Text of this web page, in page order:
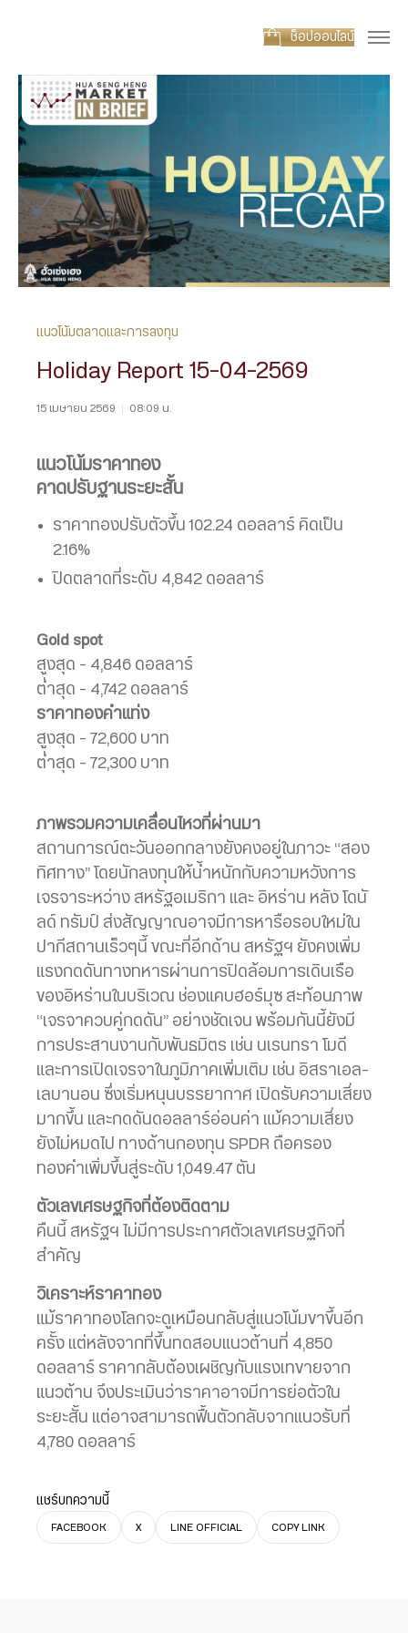
ช็อปออนไลน์
แนวโน้มตลาดและการลงทุน
Holiday Report 15-04-2569
15 เมษายน 2569 | 08:09 น.
แนวโน้มราคาทอง
คาดปรับฐานระยะสั้น
ราคาทองปรับตัวขึ้น 102.24 ดอลลาร์ คิดเป็น
2.16%
ปิดตลาดที่ระดับ 4,842 ดอลลาร์
Gold spot
สูงสุด – 4,846 ดอลลาร์
ต่ำสุด – 4,742 ดอลลาร์
ราคาทองคำแท่ง
สูงสุด – 72,600 บาท
ต่ำสุด – 72,300 บาท
ภาพรวมความเคลื่อนไหวที่ผ่านมา
สถานการณ์ตะวันออกกลางยังคงอยู่ในภาวะ “สอง
ทิศทาง” โดยนักลงทุนให้น้ำหนักกับความหวังการ
เจรจาระหว่าง สหรัฐอเมริกา และ อิหร่าน หลัง โดนั
ลด์ ทรัมป์ ส่งสัญญาณอาจมีการหารือรอบใหม่ใน
ปากีสถานเร็วๆนี้ ขณะที่อีกด้าน สหรัฐฯ ยังคงเพิ่ม
แรงกดดันทางทหารผ่านการปิดล้อมการเดินเรือ
ของอิหร่านในบริเวณ ช่องแคบฮอร์มุซ สะท้อนภาพ
“เจรจาควบคู่กดดัน” อย่างชัดเจน พร้อมกันนี้ยังมี
การประสานงานกับพันธมิตร เช่น นเรนทรา โมดี
และการเปิดเจรจาในภูมิภาคเพิ่มเติม เช่น อิสราเอล–
เลบานอน ซึ่งเริ่มหนุนบรรยากาศ เปิดรับความเสี่ยง
มากขึ้น และกดดันดอลลาร์อ่อนค่า แม้ความเสี่ยง
ยังไม่หมดไป ทางด้านกองทุน SPDR ถือครอง
ทองคำเพิ่มขึ้นสู่ระดับ 1,049.47 ตัน
ตัวเลขเศรษฐกิจที่ต้องติดตาม
คืนนี้ สหรัฐฯ ไม่มีการประกาศตัวเลขเศรษฐกิจที่
สำคัญ
วิเคราะห์ราคาทอง
แม้ราคาทองโลกจะดูเหมือนกลับสู่แนวโน้มขาขึ้นอีก
ครั้ง แต่หลังจากที่ขึ้นทดสอบแนวต้านที่ 4,850
ดอลลาร์ ราคากลับต้องเผชิญกับแรงเทขายจาก
แนวต้าน จึงประเมินว่าราคาอาจมีการย่อตัวใน
ระยะสั้น แต่อาจสามารถฟื้นตัวกลับจากแนวรับที่
4,780 ดอลลาร์
แชร์บทความนี้
FACEBOOK X LINE OFFICIAL COPY LINK